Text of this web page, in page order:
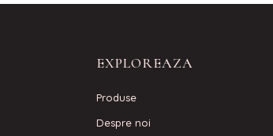
EXPLOREAZA
Produse
Despre noi